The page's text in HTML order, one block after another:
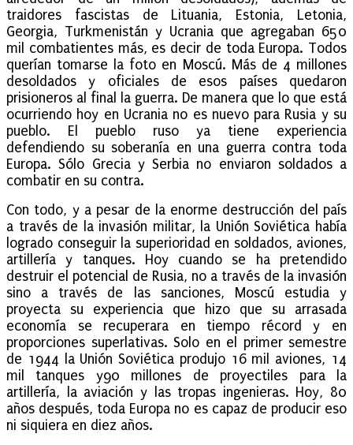
traidores fascistas de Lituania, Estonia, Letonia,
Georgia, Turkmenistán y Ucrania que agregaban 650
mil combatientes más, es decir de toda Europa. Todos
querían tomarse la foto en Moscú. Más de 4 millones
desoldados y oficiales de esos países quedaron
prisioneros al final la guerra. De manera que lo que está
ocurriendo hoy en Ucrania no es nuevo para Rusia y su
pueblo. El pueblo ruso ya tiene experiencia
defendiendo su soberanía en una guerra contra toda
Europa. Sólo Grecia y Serbia no enviaron soldados a
combatir en su contra.
Con todo, y a pesar de la enorme destrucción del país
a través de la invasión militar, la Unión Soviética había
logrado conseguir la superioridad en soldados, aviones,
artillería y tanques. Hoy cuando se ha pretendido
destruir el potencial de Rusia, no a través de la invasión
sino a través de las sanciones, Moscú estudia y
proyecta su experiencia que hizo que su arrasada
economía se recuperara en tiempo récord y en
proporciones superlativas. Solo en el primer semestre
de 1944 la Unión Soviética produjo 16 mil aviones, 14
mil tanques y90 millones de proyectiles para la
artillería, la aviación y las tropas ingenieras. Hoy, 80
años después, toda Europa no es capaz de producir eso
ni siquiera en diez años.